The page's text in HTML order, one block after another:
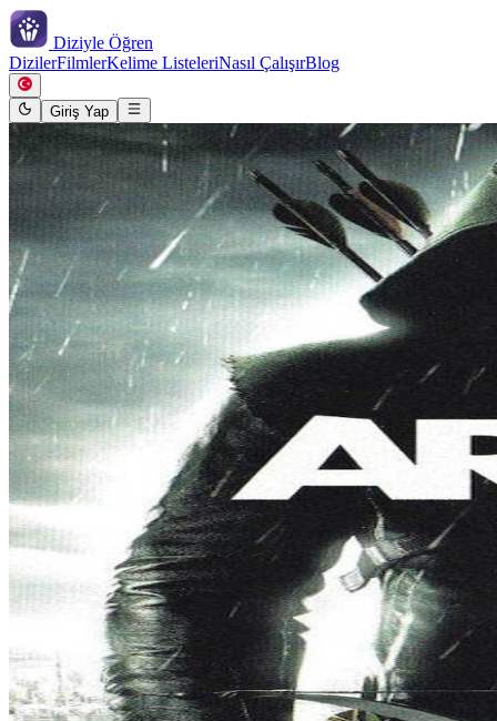
Diziyle Öğren
DizilerFilmlerKelime ListeleriNasıl ÇalışırBlog
Giriş Yap